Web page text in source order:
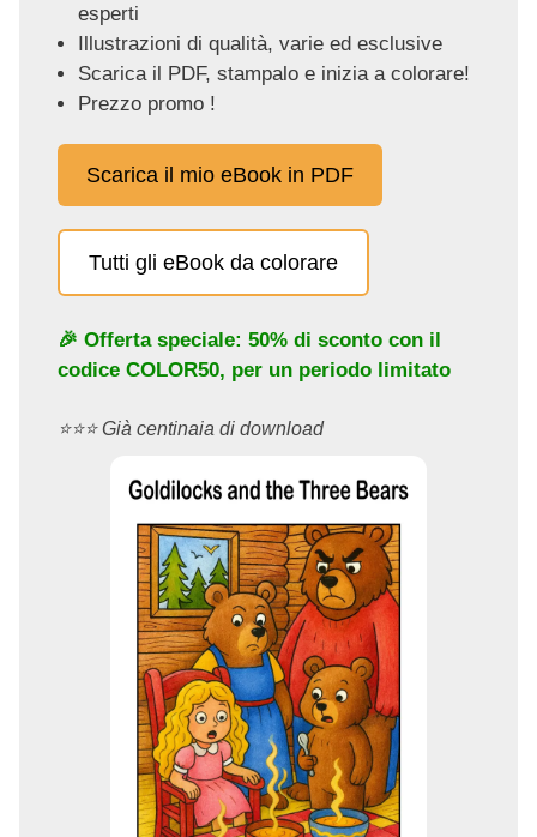
esperti
Illustrazioni di qualità, varie ed esclusive
Scarica il PDF, stampalo e inizia a colorare!
Prezzo promo !
Scarica il mio eBook in PDF
Tutti gli eBook da colorare
🎉 Offerta speciale: 50% di sconto con il
codice COLOR50, per un periodo limitato
⭐️⭐️⭐️ Già centinaia di download